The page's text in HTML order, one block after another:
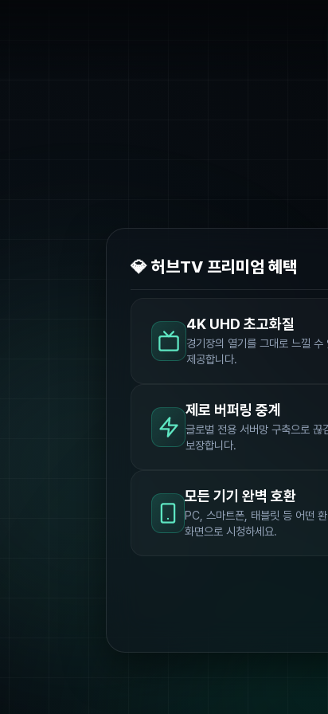
💎 허브TV 프리미엄 혜택
4K UHD 초고화질
경기장의 열기를 그대로 느낄
제공합니다.
제로 버퍼링 중계
글로벌 전용 서버망 구축으로 끊
보장합니다.
모든 기기 완벽 호환
PC, 스마트폰, 태블릿 등 어떤
화면으로 시청하세요.